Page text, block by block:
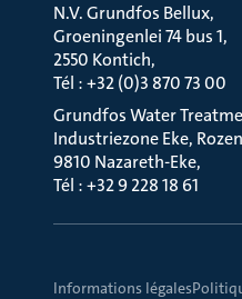
N.V. Grundfos Bellux
Groeningenlei 74 bus 1
2550 Kontich
Tél : +32 (0)3 870 73 00
Grundfos Water
Industriezone Eke,
9810 Nazareth-Eke
Tél : +32 9 228 18 61
Informations légales